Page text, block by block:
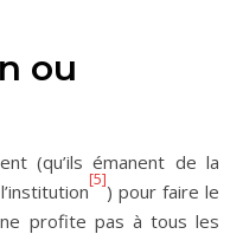
ou
(qu’ils émanent de la
[5]
) pour faire le
profite pas à tous les